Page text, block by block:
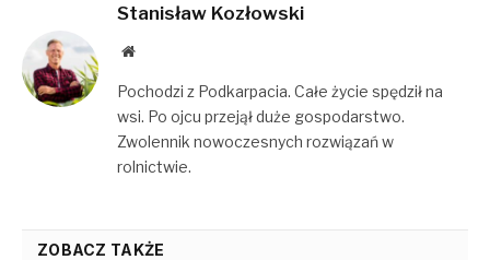
Stanisław Kozłowski
Website
Pochodzi z Podkarpacia. Całe życie spędził na
wsi. Po ojcu przejął duże gospodarstwo.
Zwolennik nowoczesnych rozwiązań w
rolnictwie.
ZOBACZ TAKŻE